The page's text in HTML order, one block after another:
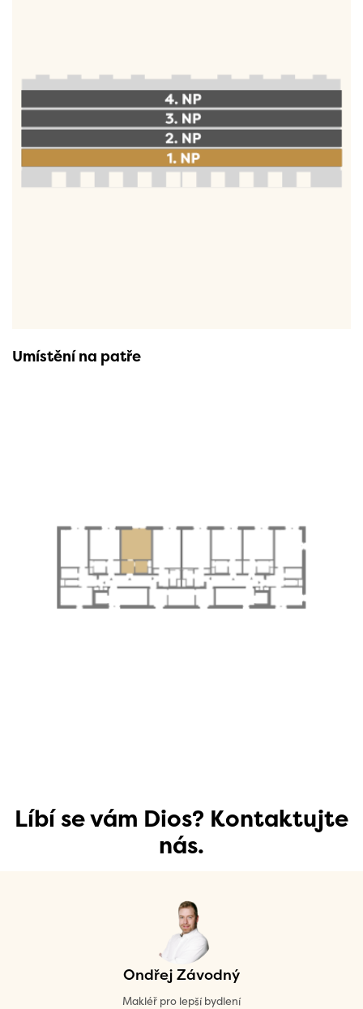
Umístění na patře
Líbí se vám Dios? Kontaktujte
nás.
Ondřej Závodný
Makléř pro lepší bydlení